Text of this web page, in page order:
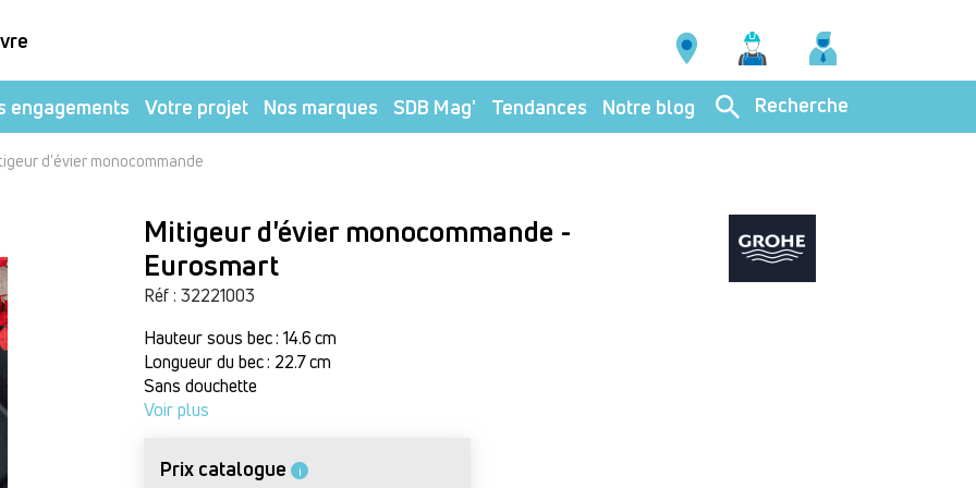
engagements Votre projet Nos marques SDB Mag' Tendances Notre blog Recherche
d'évier monocommande
Mitigeur d'évier monocommande -
Eurosmart
Réf : 32221003
Hauteur sous bec : 14.6 cm
Longueur du bec : 22.7 cm
Sans douchette
Voir plus
Prix catalogue i